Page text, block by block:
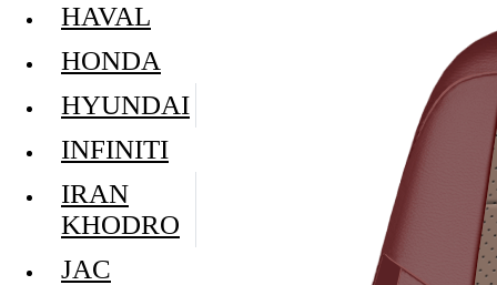
HAVAL
HONDA
HYUNDAI
INFINITI
IRAN
KHODRO
JAC